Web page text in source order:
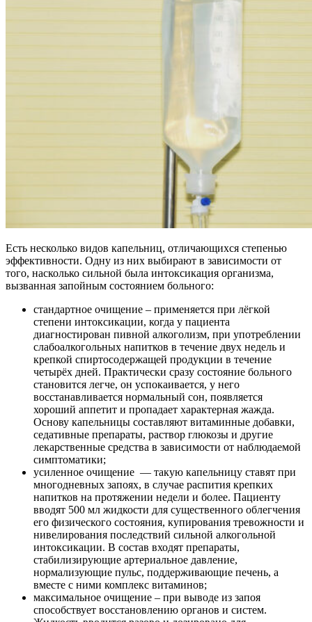
Есть несколько видов капельниц, отличающихся степенью
эффективности. Одну из них выбирают в зависимости от
того, насколько сильной была интоксикация организма,
вызванная запойным состоянием больного:
стандартное очищение – применяется при лёгкой
степени интоксикации, когда у пациента
диагностирован пивной алкоголизм, при употреблении
слабоалкогольных напитков в течение двух недель и
крепкой спиртосодержащей продукции в течение
четырёх дней. Практически сразу состояние больного
становится легче, он успокаивается, у него
восстанавливается нормальный сон, появляется
хороший аппетит и пропадает характерная жажда.
Основу капельницы составляют витаминные добавки,
седативные препараты, раствор глюкозы и другие
лекарственные средства в зависимости от наблюдаемой
симптоматики;
усиленное очищение — такую капельницу ставят при
многодневных запоях, в случае распития крепких
напитков на протяжении недели и более. Пациенту
вводят 500 мл жидкости для существенного облегчения
его физического состояния, купирования тревожности и
нивелирования последствий сильной алкогольной
интоксикации. В состав входят препараты,
стабилизирующие артериальное давление,
нормализующие пульс, поддерживающие печень, а
вместе с ними комплекс витаминов;
максимальное очищение – при выводе из запоя
способствует восстановлению органов и систем.